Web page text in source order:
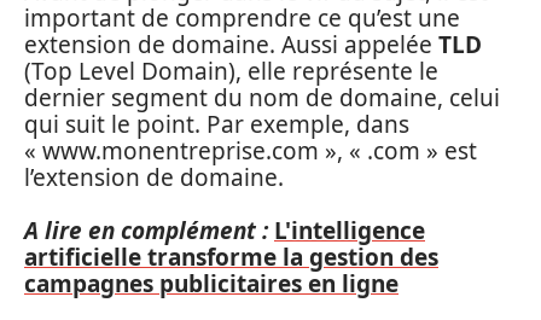
important de comprendre ce qu’est une
extension de domaine. Aussi appelée TLD
(Top Level Domain), elle représente le
dernier segment du nom de domaine, celui
qui suit le point. Par exemple, dans
« www.monentreprise.com », « .com » est
l’extension de domaine.
A lire en complément : L'intelligence
artificielle transforme la gestion des
campagnes publicitaires en ligne